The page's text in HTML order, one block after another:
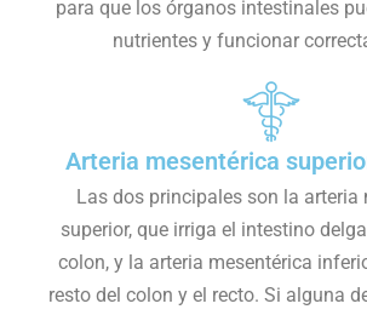
para que los órganos intestinales
nutrientes y funcionar
Arteria mesentérica
Las dos principales son la arteria
superior, que irriga el intestino
colon, y la arteria mesentérica
resto del colon y el recto. Si alguna